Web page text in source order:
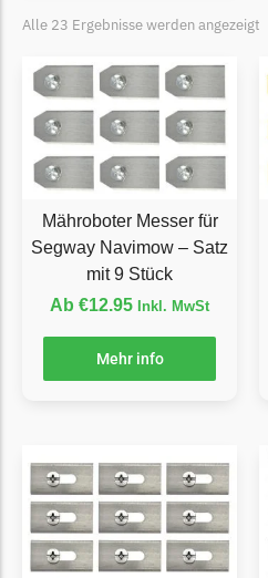
Begrenzungsdraht
Cramer
Cramer Messer
Begrenzungsdraht
Cub Cadet
Begrenzungsdraht
Ecovacs
Etesia
Etesia Messer
Begrenzungsdraht
Alle 23 Ergebnisse werden angezeigt
Mähroboter Messer für
Segway Navimow – Satz
mit 9 Stück
Ab €12.95 Inkl. MwSt
Mehr info